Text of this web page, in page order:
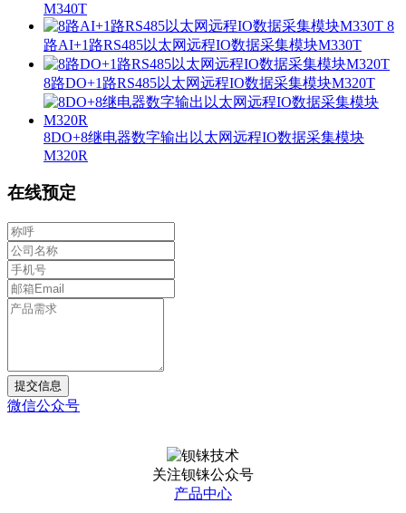
M340T
8
路AI+1路RS485以太网远程IO数据采集模块M330T
8路DO+1路RS485以太网远程IO数据采集模块M320T
8DO+8继电器数字输出以太网远程IO数据采集模块
M320R
在线预定
提交信息
微信公众号
关注钡铼公众号
产品中心